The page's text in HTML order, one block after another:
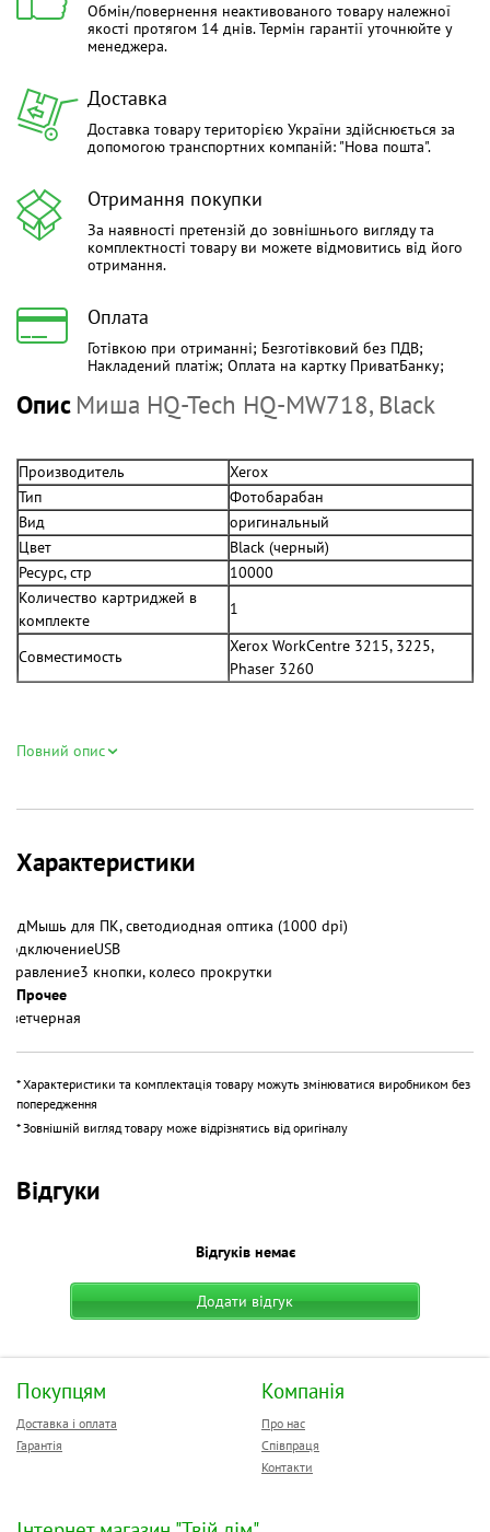
Обмін/повернення неактивованого товару належної
якості протягом 14 днів. Термін гарантії уточнюйте у
менеджера.
Доставка
Доставка товару територією України здійснюється за
допомогою транспортних компаній: "Нова пошта".
Отримання покупки
За наявності претензій до зовнішнього вигляду та
комплектності товару ви можете відмовитись від його
отримання.
Оплата
Готівкою при отриманні; Безготівковий без ПДВ;
Накладений платіж; Оплата на картку ПриватБанку;
Опис Миша HQ-Tech HQ-MW718, Black
Производитель
Xerox
Тип
Фотобарабан
Вид
оригинальный
Цвет
Black (черный)
Ресурс, стр
10000
Количество картриджей в
комплекте
1
Совместимость
Xerox WorkCentre 3215, 3225,
Phaser 3260
Повний опис
Характеристики
ВидМышь для ПК, светодиодная оптика (1000 dpi)
ПодключениеUSB
Управление3 кнопки, колесо прокрутки
Прочее
Цветчерная
* Характеристики та комплектація товару можуть змінюватися виробником без
попередження
* Зовнішній вигляд товару може відрізнятись від оригіналу
Відгуки
Відгуків немає
Додати відгук
Покупцям
Доставка і оплата
Гарантія
Компанія
Про нас
Співпраця
Контакти